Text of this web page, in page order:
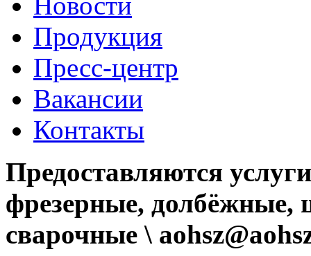
Продукция
Пресс-центр
Вакансии
Контакты
Предоставляются
фрезерные, долбёжные,
сварочные \